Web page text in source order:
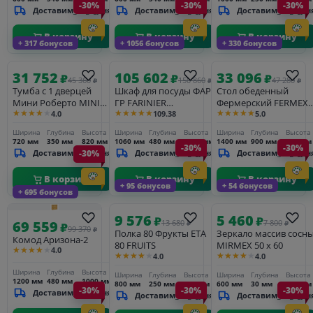
Доставим_за_3_дня
В корзину
Доставим_за_3_дня
В корзину В корзину
+ 317 бонусов
-30%
31 752₽45 360 ₽
Тумба с 1 дверцей
Мини Роберто MINI
ROBERTO
★★★★★ 4.0
Ширина
720 мм
Глубина
350 мм
Высота
820 мм
Доставим_за_3_дня
В корзину
+ 1056 бонусов
-30%
105 602₽150 860 ₽
Шкаф для посуды ФАР-
ГР FARINIER
GRAINETIER
★★★★★109.38
Ширина
1060 мм
Глубина
480 мм
Высота
1540 мм
Доставим_за_3_дня
В корзину
+ 330 бонусов
-30%
33 096₽47 280 ₽
Стол обеденный
Фермерский FERMEX
140 ноги 80 х 80
★★★★★5.0
Ширина
1400 мм
Глубина
900 мм
Высота
760 мм
В корзину
+ 695 бонусов
-30%
69 559₽99 370 ₽
Комод Аризона-2
★★★★★ 4.0
Ширина
1200 мм
Глубина
480 мм
Высота
1000 мм
Доставим_за_3_дня
+ 95 бонусов
-30%
9 576₽13 680 ₽
Полка 80 Фрукты ETA
80 FRUITS
★★★★★ 4.0
Ширина
800 мм
Глубина
250 мм
Высота
250 мм
Доставим_за_3_дня
+ 54 бонусов
-30%
5 460₽7 800 ₽
Зеркало массив
MIRMEX 50 х 60
★★★★★ 4.0
Ширина
600 мм
Глубина
30 мм
Высота
500 мм
-30% -30% -30%